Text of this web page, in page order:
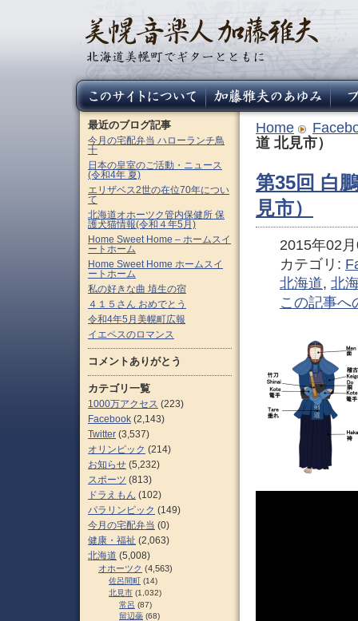
Home
道 北見市）
第35回 白
見市）
2015年02
カテゴリ:
北海道, 北
この記事へ
最近のブログ記事
今月の宅配弁当 ハローランチ鳥
十
日本の皇室のご活動・ニュース
(令和4年 夏)
エリザベス2世の在位70年につい
て
北海道オホーツク管内保健所 保
護犬猫情報(令和４年5月)
Home Sweet Home – ホームスイ
ートホーム
Home Sweet Home ホームスイ
ートホーム
私の好きな曲 埴生の宿
４１５さん おめでとう
令和4年5月美幌町広報
イエペスのロマンス
コメントありがとう
カテゴリ一覧
1000万アクセス (223)
Facebook (2,143)
Twitter (3,537)
オリンピック (214)
お知らせ (5,232)
スポーツ (813)
ドラえもん (102)
パラリンピック (149)
今月の宅配弁当 (0)
健康・福祉 (2,063)
北海道 (5,008)
オホーツク (4,563)
佐呂間町 (14)
北見市 (1,032)
常呂 (87)
留辺蘂 (68)